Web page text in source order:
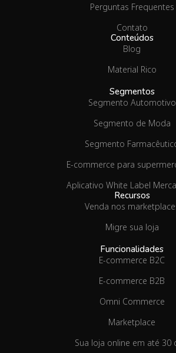
Perguntas Frequentes
Contato
Conteúdos
Blog
Material Rico
Segmentos
Segmento Automotivo
Segmento de Moda
Segmento
E-commerce para
Aplicativo White Label
Recursos
Venda nos
Migre sua loja
Funcionalidades
E-commerce B2C
E-commerce B2B
Omni Commerce
Marketplace
Sua loja online em até 30